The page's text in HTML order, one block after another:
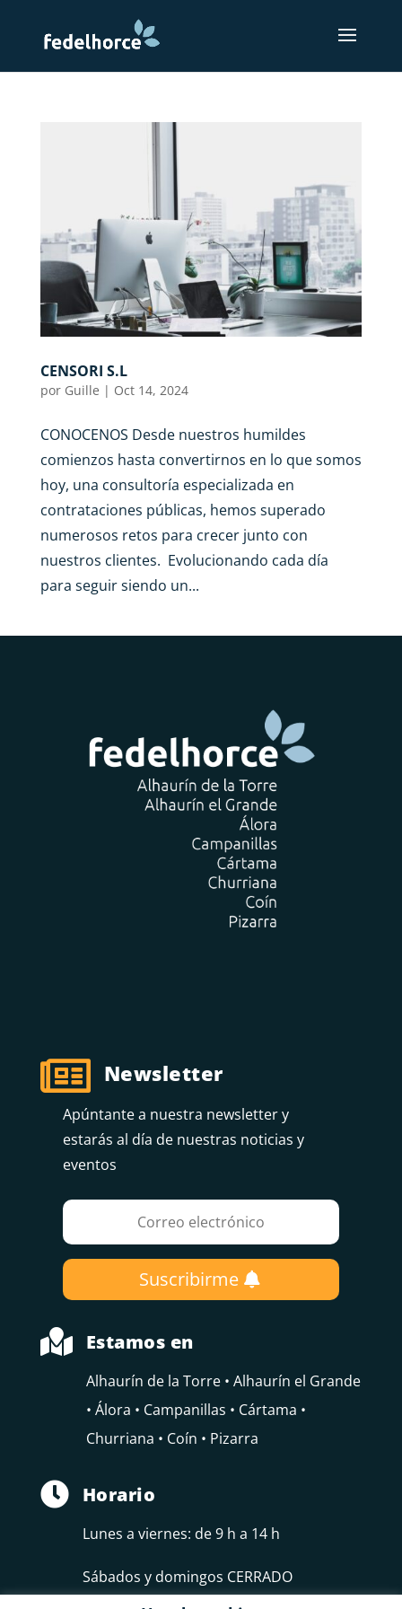
CENSORI S.L
por Guille | Oct 14, 2024
CONOCENOS Desde nuestros humildes
comienzos hasta convertirnos en lo que somos
hoy, una consultoría especializada en
contrataciones públicas, hemos superado
numerosos retos para crecer junto con
nuestros clientes. Evolucionando cada día
para seguir siendo un...
 Newsletter
Apúntante a nuestra newsletter y
estarás al día de nuestras noticias y
eventos
Suscribirme
 Estamos en
Alhaurín de la Torre • Alhaurín el Grande
• Álora • Campanillas • Cártama •
Churriana • Coín • Pizarra
 Horario
Lunes a viernes: de 9 h a 14 h
Sábados y domingos CERRADO